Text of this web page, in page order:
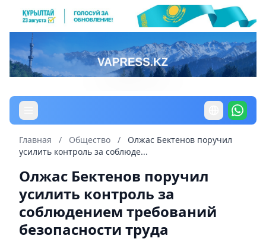
Главная / Общество /
Олжас Бектенов поручил
усилить контроль за соблюде...
Олжас Бектенов поручил
усилить контроль за
соблюдением требований
безопасности труда